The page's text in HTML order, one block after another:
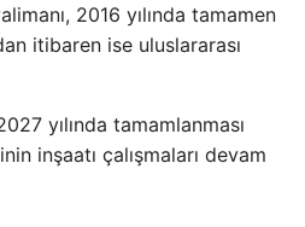
2016 yılında tamamen
itibaren ise uluslararası
yılında tamamlanması
inşaatı çalışmaları devam